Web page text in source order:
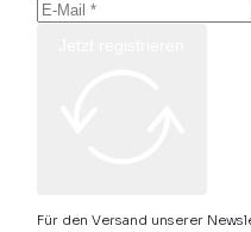
Für den Versand unserer